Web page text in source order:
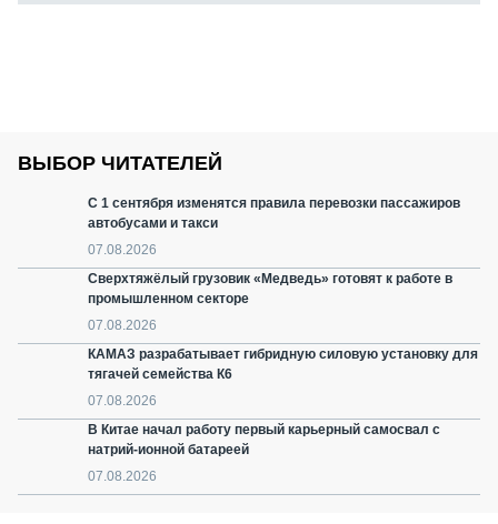
ВЫБОР ЧИТАТЕЛЕЙ
С 1 сентября изменятся правила перевозки пассажиров
автобусами и такси
07.08.2026
Сверхтяжёлый грузовик «Медведь» готовят к работе в
промышленном секторе
07.08.2026
КАМАЗ разрабатывает гибридную силовую установку для
тягачей семейства К6
07.08.2026
В Китае начал работу первый карьерный самосвал с
натрий-ионной батареей
07.08.2026